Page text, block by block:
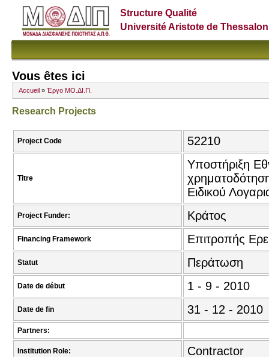
Structure Qualité
Université Aristote de
Vous êtes ici
Accueil » Έργο ΜΟ.ΔΙ.Π.
Research Projects
Project Code 52210
Titre
Υποστήριξη
Ειδικού
Project Funder: Κράτος
Financing Framework Επιτροπής
Statut Περάτωση
Date de début 1 - 9 - 2010
Date de fin 31 - 12 - 2010
Partners:
Institution Role: Contractor